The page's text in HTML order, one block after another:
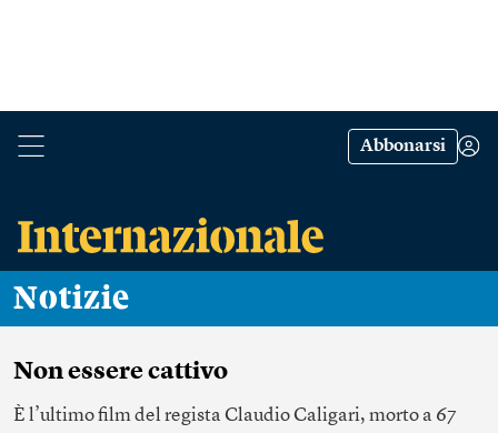
Abbonarsi
Notizie
Non essere cattivo
È l’ultimo film del regista Claudio Caligari, morto a 67